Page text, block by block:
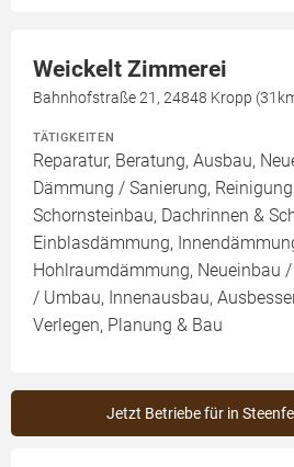
Weickelt Zimmerei
Bahnhofstraße 21, 24848 Kropp
TÄTIGKEITEN
Reparatur, Beratung, Ausbau,
Dämmung / Sanierung,
Schornsteinbau, Dachrinnen &
Einblasdämmung,
Hohlraumdämmung, Neueinbau
/ Umbau, Innenausbau,
Verlegen, Planung & Bau
Jetzt Betriebe für in